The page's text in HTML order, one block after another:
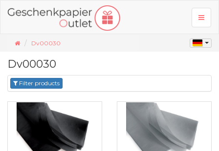
Dv00030
Dv00030
Filter products